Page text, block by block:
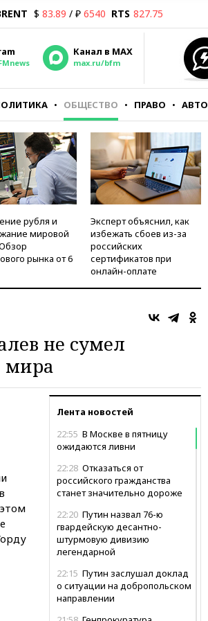
$ 83.89 / ₽ 6540 RTS 827.75
Канал в MAX
max.ru/bfm
ОБЩЕСТВО ПРАВО АВТО
рубля и
мировой
рынка от 6
Эксперт объяснил, как
избежать сбоев из-за
российских
сертификатов при
онлайн-оплате
не сумел
мира
Лента новостей
22:55 В Москве в пятницу
ожидаются ливни
22:28 Отказаться от
российского гражданства
станет значительно дороже
22:20 Путин назвал 76-ю
гвардейскую десантно-
штурмовую дивизию
легендарной
22:15 Путин заслушал доклад
о ситуации на добропольском
направлении